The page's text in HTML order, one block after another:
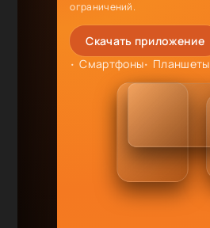
ограничений.
Скачать приложение
Смартфоны
Планшеты